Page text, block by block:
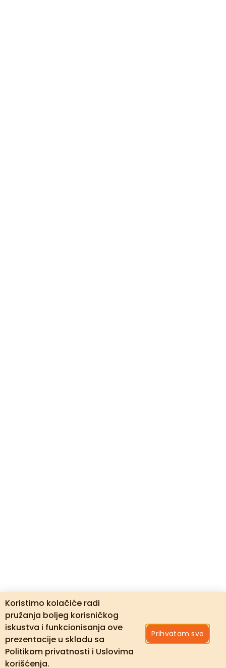
Koristimo kolačiće radi
pružanja boljeg korisničkog
iskustva i funkcionisanja ove
prezentacije u skladu sa
Politikom privatnosti i Uslovima
korišćenja.
Prihvatam sve